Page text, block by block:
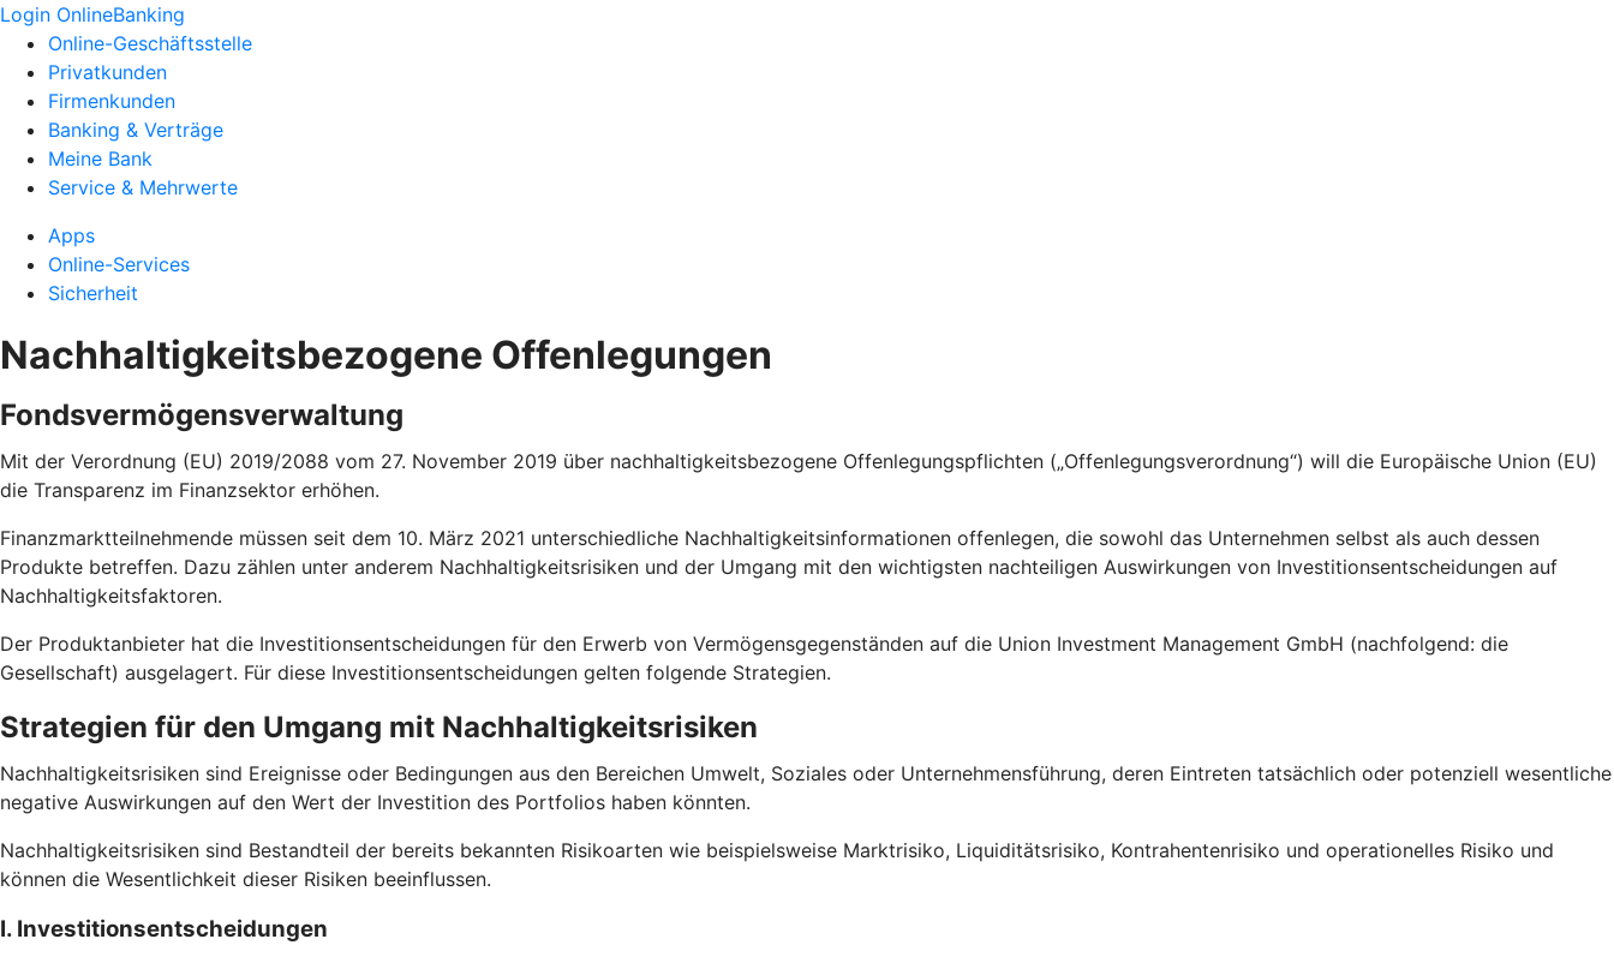
Login OnlineBanking
Online-Geschäftsstelle
Privatkunden
Firmenkunden
Banking & Verträge
Meine Bank
Service & Mehrwerte
Apps
Online-Services
Sicherheit
Nachhaltigkeitsbezogene Offenlegungen
Fondsvermögensverwaltung
Mit der Verordnung (EU) 2019/2088 vom 27. November 2019 über nachhaltigkeitsbezogene Offenlegungspflichten („Offenlegungsverordnung“) will die Europäische Union (EU)
die Transparenz im Finanzsektor erhöhen.
Finanzmarktteilnehmende müssen seit dem 10. März 2021 unterschiedliche Nachhaltigkeitsinformationen offenlegen, die sowohl das Unternehmen selbst als auch dessen
Produkte betreffen. Dazu zählen unter anderem Nachhaltigkeitsrisiken und der Umgang mit den wichtigsten nachteiligen Auswirkungen von Investitionsentscheidungen auf
Nachhaltigkeitsfaktoren.
Der Produktanbieter hat die Investitionsentscheidungen für den Erwerb von Vermögensgegenständen auf die Union Investment Management GmbH (nachfolgend: die
Gesellschaft) ausgelagert. Für diese Investitionsentscheidungen gelten folgende Strategien.
Strategien für den Umgang mit Nachhaltigkeitsrisiken
Nachhaltigkeitsrisiken sind Ereignisse oder Bedingungen aus den Bereichen Umwelt, Soziales oder Unternehmensführung, deren Eintreten tatsächlich oder potenziell wesentliche
negative Auswirkungen auf den Wert der Investition des Portfolios haben könnten.
Nachhaltigkeitsrisiken sind Bestandteil der bereits bekannten Risikoarten wie beispielsweise Marktrisiko, Liquiditätsrisiko, Kontrahentenrisiko und operationelles Risiko und
können die Wesentlichkeit dieser Risiken beeinflussen.
I. Investitionsentscheidungen